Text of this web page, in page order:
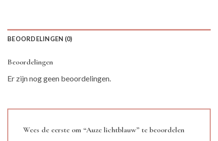
BEOORDELINGEN (0)
Beoordelingen
Er zijn nog geen beoordelingen.
Wees de eerste om “Auze lichtblauw” te beoordelen